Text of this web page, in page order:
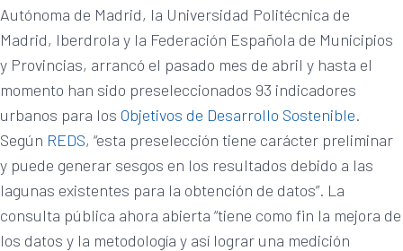
Autónoma de Madrid, la Universidad Politécnica de
Madrid, Iberdrola y la Federación Española de Municipios
y Provincias, arrancó el pasado mes de abril y hasta el
momento han sido preseleccionados 93 indicadores
urbanos para los Objetivos de Desarrollo Sostenible.
Según REDS, “esta preselección tiene carácter preliminar
y puede generar sesgos en los resultados debido a las
lagunas existentes para la obtención de datos”. La
consulta pública ahora abierta “tiene como fin la mejora de
los datos y la metodología y así lograr una medición